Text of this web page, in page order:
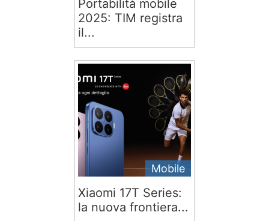
Portabilità mobile
2025: TIM registra
il...
Mobile
Xiaomi 17T Series:
la nuova frontiera...